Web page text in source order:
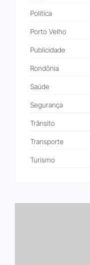
Política
Porto Velho
Publicidade
Rondônia
Saúde
Segurança
Trânsito
Transporte
Turismo